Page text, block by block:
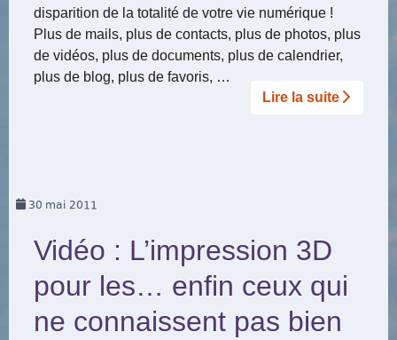
disparition de la totalité de votre vie numérique !
Plus de mails, plus de contacts, plus de photos, plus
de vidéos, plus de documents, plus de calendrier,
plus de blog, plus de favoris, …
Lire la suite­­
30 mai 2011
Vidéo : L’impression 3D
pour les… enfin ceux qui
ne connaissent pas bien